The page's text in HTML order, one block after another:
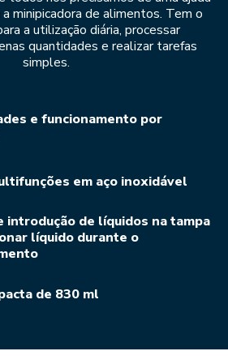
a minipicadora de alimentos. Tem o
a utilização diária, processar
quantidades e realizar tarefas
simples.
e funcionamento por
em aço inoxidável
introdução de líquidos na tampa
líquido durante o
de 830 ml